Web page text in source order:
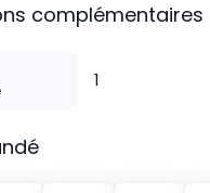
complémentaires
1